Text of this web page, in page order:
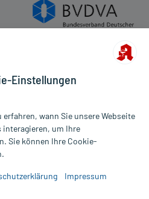
zzgl. Versandkosten
werden ausschließlich für
durch einen Arzt. Bitte
Einstellungen
wann Sie unsere Webseite
interagieren, um Ihre
Sie können Ihre Cookie-
Impressum